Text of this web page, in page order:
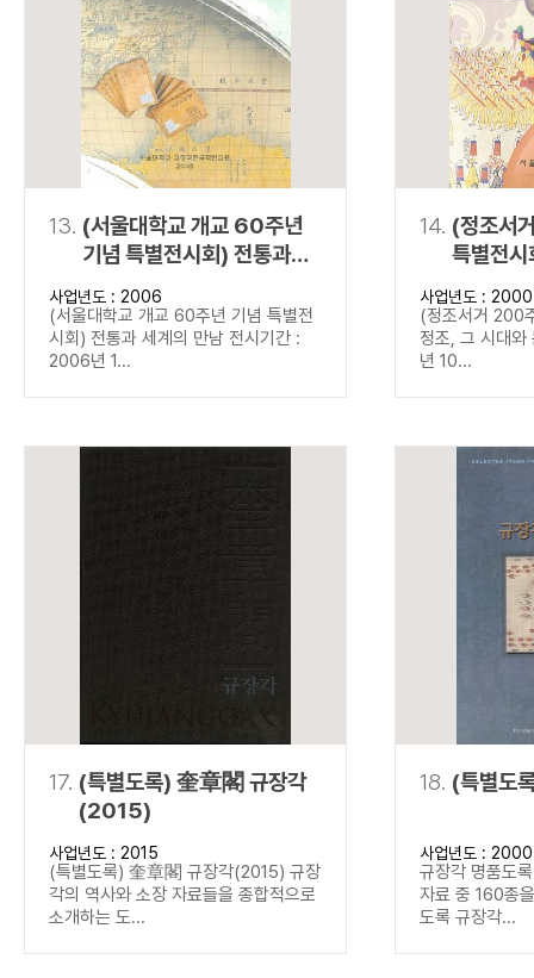
13. (서울대학교 개교 60주년
기념 특별전시회) 전통과
세계의 만남
사업년도 : 2006
(서울대학교 개교 60주년 기념 특별전
시회) 전통과 세계의 만남 전시기간 :
2006년 1...
14. (정조서
특별전
문화
사업년도 : 2000
(정조서거 200
정조, 그 시대
년 10...
17. (특별도록) 奎章閣 규장각
(2015)
사업년도 : 2015
(특별도록) 奎章閣 규장각(2015) 규장
각의 역사와 소장 자료들을 종합적으로
소개하는 도...
18. (특별도
사업년도 : 2000
규장각 명품도
자료 중 160종
도록 규장각...